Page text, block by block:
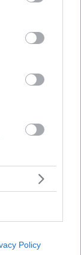
tags to
Google
Policy
σε
μας εμπνέουν
την Ελλάδα
ψάρια
210
δείτε βίντεο